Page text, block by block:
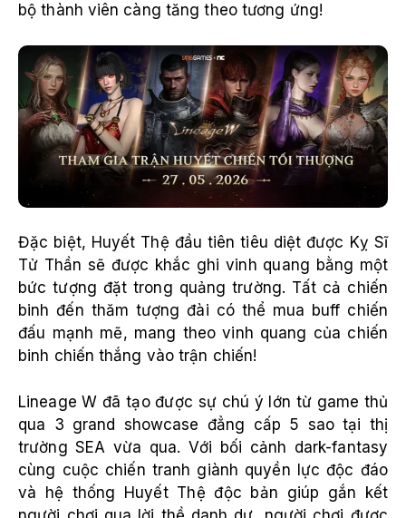
bộ thành viên càng tăng theo tương ứng!
Đặc biệt, Huyết Thệ đầu tiên tiêu diệt được Kỵ Sĩ
Tử Thần sẽ được khắc ghi vinh quang bằng một
bức tượng đặt trong quảng trường. Tất cả chiến
binh đến thăm tượng đài có thể mua buff chiến
đấu mạnh mẽ, mang theo vinh quang của chiến
binh chiến thắng vào trận chiến!
Lineage W đã tạo được sự chú ý lớn từ game thủ
qua 3 grand showcase đẳng cấp 5 sao tại thị
trường SEA vừa qua. Với bối cảnh dark-fantasy
cùng cuộc chiến tranh giành quyền lực độc đáo
và hệ thống Huyết Thệ độc bản giúp gắn kết